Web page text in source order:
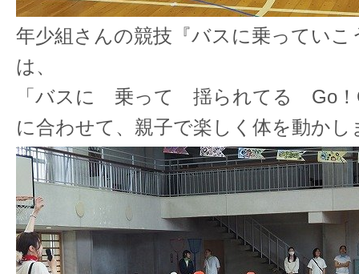
年少組さんの競技『バスに乗っていこ
は、
「バスに 乗って 揺られてる Go
に合わせて、親子で楽しく体を動かし